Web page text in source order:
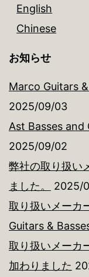
English
Chinese
お知らせ
Marco Guitars
2025/09/03
Ast Basses and
2025/09/02
弊社の取り扱い
ました。
2025/
取り扱いメーカ
Guitars &
取り扱いメーカ
加わりました